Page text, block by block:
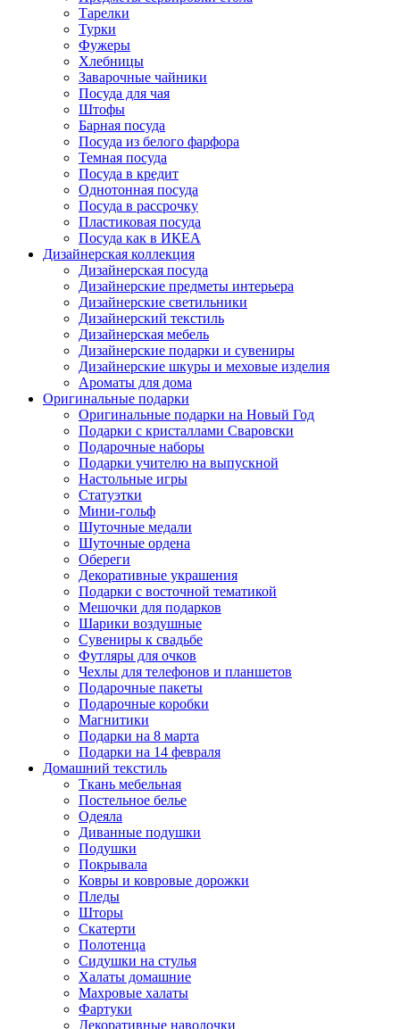
Тарелки
Турки
Фужеры
Хлебницы
Заварочные чайники
Посуда для чая
Штофы
Барная посуда
Посуда из белого фарфора
Темная посуда
Посуда в кредит
Однотонная посуда
Посуда в рассрочку
Пластиковая посуда
Посуда как в ИКЕА
Дизайнерская коллекция
Дизайнерская посуда
Дизайнерские предметы интерьера
Дизайнерские светильники
Дизайнерский текстиль
Дизайнерская мебель
Дизайнерские подарки и сувениры
Дизайнерские шкуры и меховые изделия
Ароматы для дома
Оригинальные подарки
Оригинальные подарки на Новый Год
Подарки с кристаллами Сваровски
Подарочные наборы
Подарки учителю на выпускной
Настольные игры
Статуэтки
Мини-гольф
Шуточные медали
Шуточные ордена
Обереги
Декоративные украшения
Подарки с восточной тематикой
Мешочки для подарков
Шарики воздушные
Сувениры к свадьбе
Футляры для очков
Чехлы для телефонов и планшетов
Подарочные пакеты
Подарочные коробки
Магнитики
Подарки на 8 марта
Подарки на 14 февраля
Домашний текстиль
Ткань мебельная
Постельное белье
Одеяла
Диванные подушки
Подушки
Покрывала
Ковры и ковровые дорожки
Пледы
Шторы
Скатерти
Полотенца
Сидушки на стулья
Халаты домашние
Махровые халаты
Фартуки
Декоративные наволочки